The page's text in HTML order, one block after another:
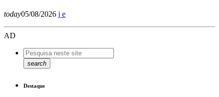
today05/08/2026
AD
search
Destaque